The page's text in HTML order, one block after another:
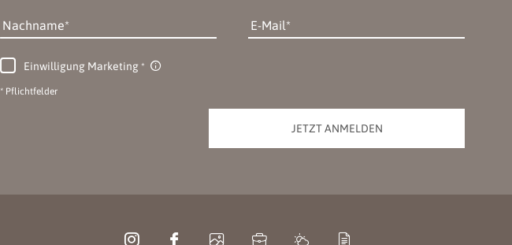
Nachname E-Mail
Einwilligung Marketing
* Pflichtfelder
JETZT ANMELDEN